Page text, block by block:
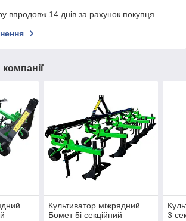
впродовж 14 днів за рахунок покупця
Культиватор міжрядний
Бомет 5і секційний
3